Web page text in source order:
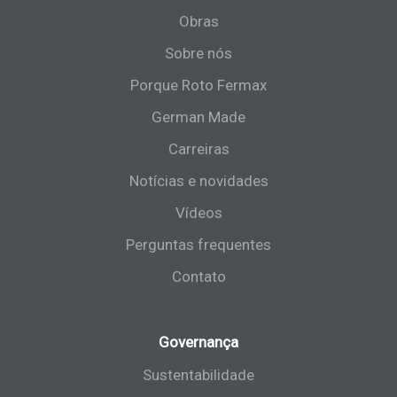
Obras
Sobre nós
Porque Roto Fermax
German Made
Carreiras
Notícias e novidades
Vídeos
Perguntas frequentes
Contato
Governança
Sustentabilidade